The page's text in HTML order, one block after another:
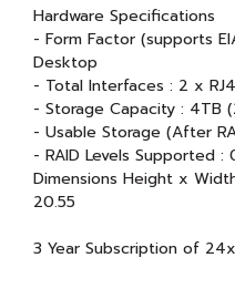
Hardware Specifications
- Form Factor (supports
Desktop
- Total Interfaces : 2 x
- Storage Capacity : 4TB
- Usable Storage (After
- RAID Levels Supported :
Dimensions Height x
20.55
3 Year Subscription of